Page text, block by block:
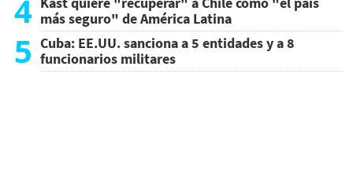
4 más seguro" de América Latina
5 Cuba: EE.UU. sanciona a 5 entidades y a 8
funcionarios militares